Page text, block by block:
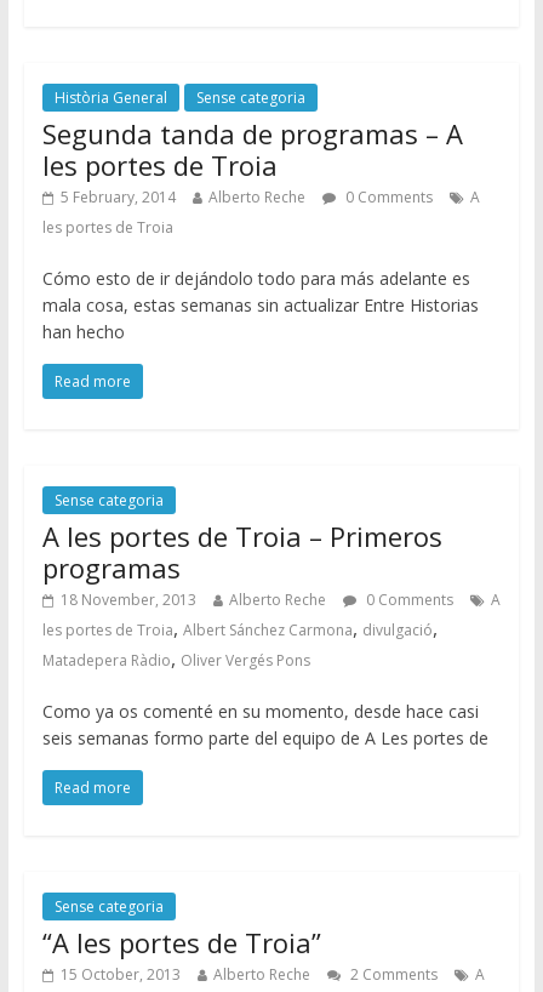
Història General Sense categoria
Segunda tanda de programas – A
les portes de Troia
5 February, 2014 Alberto Reche 0 Comments
A
les portes de Troia
Cómo esto de ir dejándolo todo para más adelante es
mala cosa, estas semanas sin actualizar Entre Historias
han hecho
Read more
Sense categoria
A les portes de Troia – Primeros
programas
18 November, 2013 Alberto Reche 0 Comments
A
les portes de Troia, Albert Sánchez Carmona, divulgació,
Matadepera Ràdio, Oliver Vergés Pons
Como ya os comenté en su momento, desde hace casi
seis semanas formo parte del equipo de A Les portes de
Read more
Sense categoria
“A les portes de Troia”
15 October, 2013 Alberto Reche 2 Comments A